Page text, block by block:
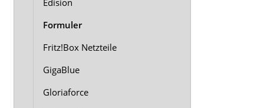
Edision
Formuler
Fritz!Box Netzteile
GigaBlue
Gloriaforce